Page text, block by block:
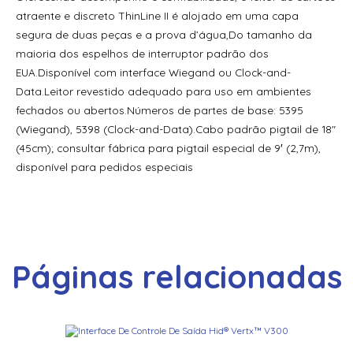
Leitor Biométrico de Reconhecimento Facial HID Amico
3.5” VL35LF
Leitor Biométrico de Reconhecimento Facial HID Amico
7” VL70LF
Leitor de Proximidade Acura Acumulti R01 W26
Leitor de Proximidade Acura Acumulti R02 W26
Leitor de Proximidade Acura Am Cc1 Keypad
Leitor de Proximidade Acura Am-10
atraente e discreto ThinLine II é alojado em uma capa
segura de duas peças e a prova d’água,Do tamanho da
maioria dos espelhos de interruptor padrão dos
EUA.Disponível com interface Wiegand ou Clock-and-
Data.Leitor revestido adequado para uso em ambientes
fechados ou abertos.Números de partes de base: 5395
(Wiegand), 5398 (Clock-and-Data).Cabo padrão pigtail de 18″
(45cm); consultar fábrica para pigtail especial de 9′ (2,7m),
disponível para pedidos especiais
Páginas relacionadas